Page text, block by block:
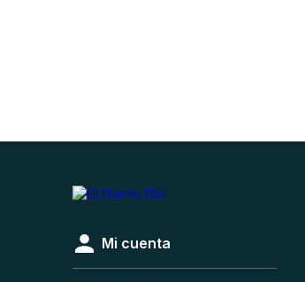
Mi cuenta